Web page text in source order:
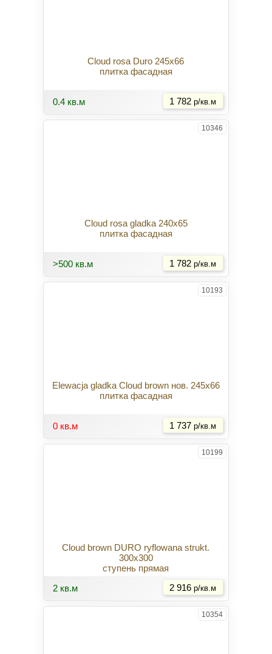
Cloud rosa Duro 245x66
плитка фасадная
0.4 кв.м 1 782 р/кв.м
10346
Cloud rosa gladka 240x65
плитка фасадная
>500 кв.м 1 782 р/кв.м
10193
Elewacja gladka Cloud brown нов. 245x66
плитка фасадная
0 кв.м 1 737 р/кв.м
10199
Cloud brown DURO ryflowana strukt.
300x300
ступень прямая
2 кв.м
2 916 р/кв.м
10354